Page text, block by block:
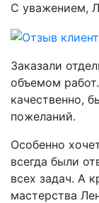
С уважением,
Заказали
объемом
качественно,
пожеланий.
Особенно
всегда были
всех задач. А
мастерства